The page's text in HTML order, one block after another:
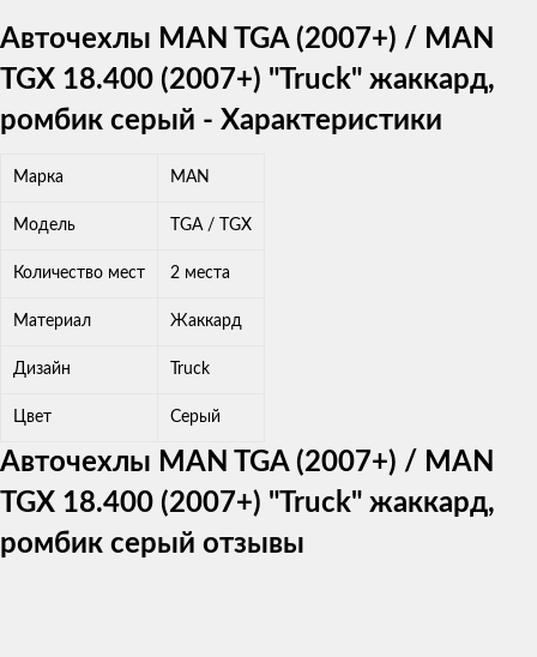
Авточехлы MAN TGA (2007+) / MAN
TGX 18.400 (2007+) "Truck" жаккард,
ромбик серый - Характеристики
Марка MAN
Модель TGA / TGX
Количество мест 2 места
Материал Жаккард
Дизайн Truck
Цвет Серый
Авточехлы MAN TGA (2007+) / MAN
TGX 18.400 (2007+) "Truck" жаккард,
ромбик серый отзывы